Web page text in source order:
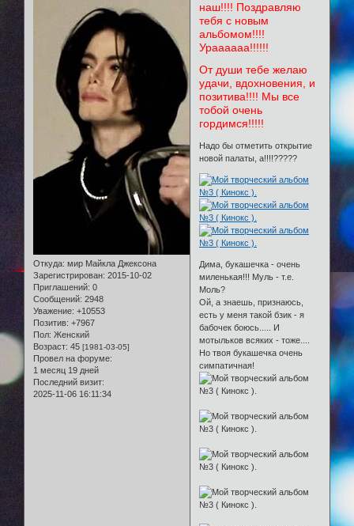
Откуда: мир Майкла Джексона
Зарегистрирован: 2015-10-02
Приглашений: 0
Сообщений: 2948
Уважение: +10553
Позитив: +7967
Пол: Женский
Возраст: 45 [1981-03-05]
Провел на форуме:
1 месяц 19 дней
Последний визит:
2025-11-06 16:11:34
наш!!!! Поздравляю
тебя с новым
альбомом!!!!
Ураааааа!!!!!!
От души тебе желаю
удачи, вдохновения, и
позитива!!!! Мы все
тобой очень
гордимся!!!!!
Надо бы отметить открытие
новой палаты, а!!!!?????
Дима, букашечка - очень
миленькая!!! Муль - т.е.
Моль?
Ой, а знаешь, признаюсь,
есть у меня такой бзик - я
бабочек боюсь..... И
мотыльков всяких - тоже....
Но твоя букашечка очень
симпатичная!